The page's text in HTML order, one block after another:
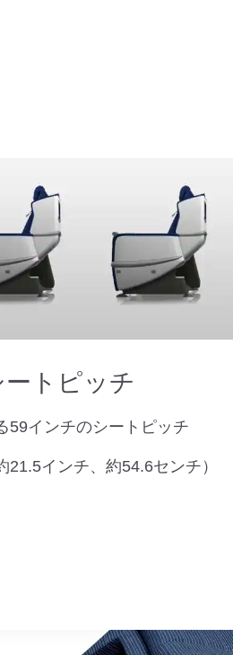
ートピッチ
59インチのシートピッチ
21.5インチ、約54.6センチ）